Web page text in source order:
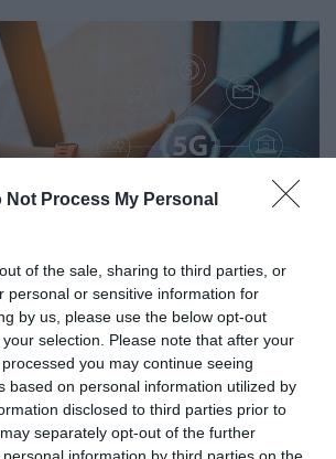
Not Process My Personal
of the sale, sharing to third parties, or
personal or sensitive information for
by us, please use the below opt-out
selection. Please note that after your
you may continue seeing
based on personal information utilized by
disclosed to third parties prior to
separately opt-out of the further
idén az okostelefonok gyártóit
okostelefonok idei globális kiszállításával
az amerikai International Data